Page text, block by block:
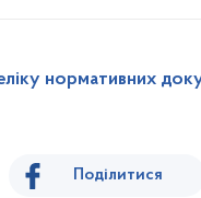
нормативних
Поділитися